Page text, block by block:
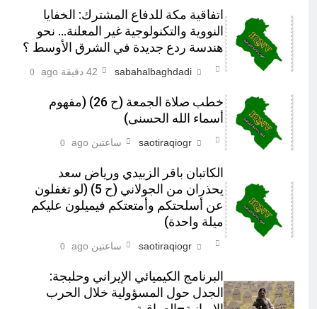
اتفاقية مكة للدفاع المشترك: الخفايا
النووية والتكنولوجية غير المعلنة… نحو
هندسة ردع جديدة في الشرق الأوسط ؟
sabahalbaghdadi 42 دقيقة ago 0
خطب صلاة الجمعة (ح 26) (مفهوم
أسماء الله الحسنى)
saotiraqiogr ساعتين ago 0
الكاتبان باقر الزبيدي ورياض سعد
يحذران من الجولاني (ح 5) (لو تغفلون
عن أسلحتكم وأمتعتكم فيميلون عليكم
ميلة واحدة)
saotiraqiogr ساعتين ago 0
البرنامج الكيميائي الإيراني وحلبجة:
الجدل حول المسؤولية خلال الحرب